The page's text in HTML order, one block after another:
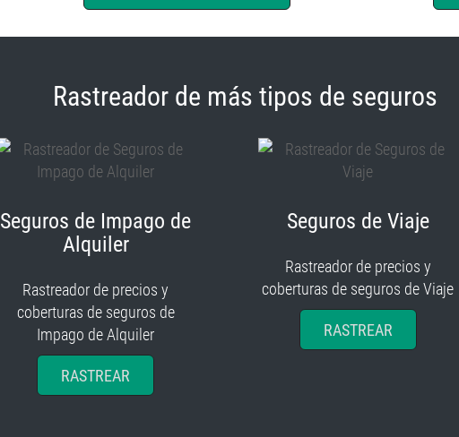
Rastreador de más tipos de seguros
Seguros de Impago de
Alquiler
Rastreador de precios y
coberturas de seguros de
Impago de Alquiler
RASTREAR
Seguros de Viaje
Rastreador de precios y
coberturas de seguros de Viaje
RASTREAR